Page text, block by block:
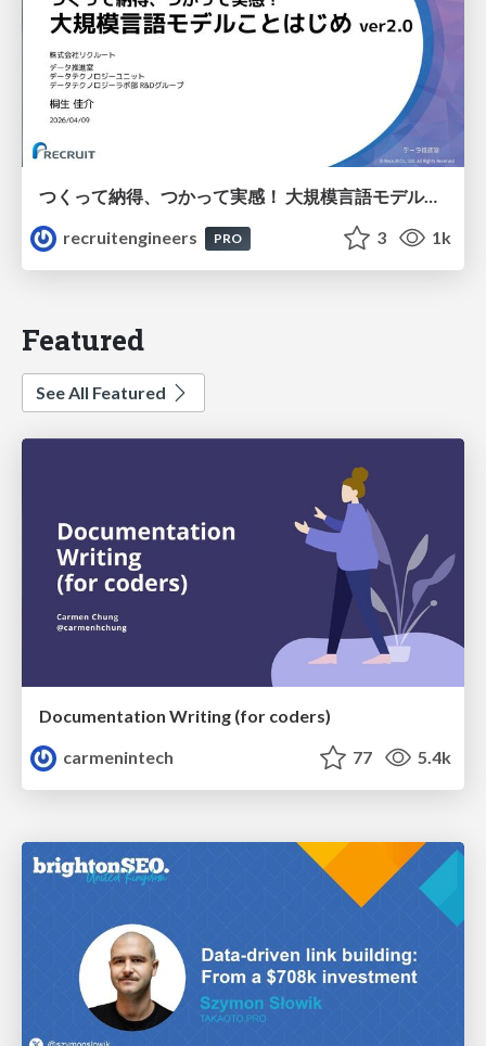
つくって納得、つかって実感！ 大規模言語モデルことはじめ ver2.0
recruitengineers
PRO 3 1k
Featured
See All Featured
Documentation Writing (for coders)
carmenintech
77 5.4k